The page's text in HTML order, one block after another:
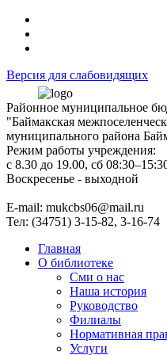
Версия для слабовидящих
Районное муниципальное
"Баймакская
муниципального района
Режим работы учреждения:
с 8.30 до 19.00, сб
Воскресенье - выходной
Е-mail: mukcbs06@mail.ru
Тел: (34751) 3-15-82, 3-16-74
Главная
О библиотеке
Сми о нас
Наша история
Руководство
Филиалы
Нормативная
Услуги